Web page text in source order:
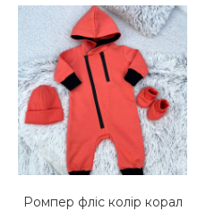
Ромпер фліс колір корал